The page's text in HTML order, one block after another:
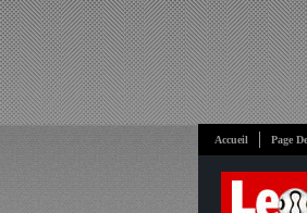
Accueil Page